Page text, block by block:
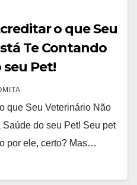
o que Seu
Te Contando
seu Pet!
que Seu Veterinário Não
do seu Pet! Seu pet
por ele, certo? Mas…